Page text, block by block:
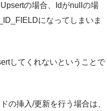
の場合、Idがnullの場
になってしまいま
してくれないということで
の挿入/更新を行う場合は、